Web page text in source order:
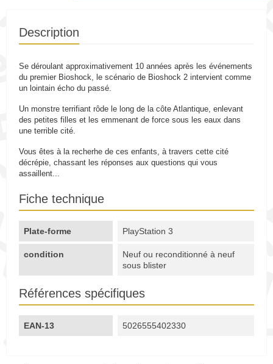
Description
Se déroulant approximativement 10 années après les événements
du premier Bioshock, le scénario de Bioshock 2 intervient comme
un lointain écho du passé.
Un monstre terrifiant rôde le long de la côte Atlantique, enlevant
des petites filles et les emmenant de force sous les eaux dans
une terrible cité.
Vous êtes à la recherhe de ces enfants, à travers cette cité
décrépie, chassant les réponses aux questions qui vous
assaillent...
Fiche technique
Plate-forme PlayStation 3
condition
Neuf ou reconditionné à neuf
sous blister
Références spécifiques
EAN-13 5026555402330